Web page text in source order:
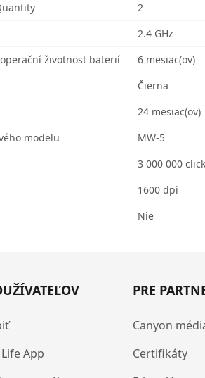
2
2.4 GHz
životnost baterií
6 mesiac(ov)
Čierna
24 mesiac(ov)
modelu
MW-5
3 000 000
1600 dpi
Nie
App
PRE
Canyon
Certifikáty